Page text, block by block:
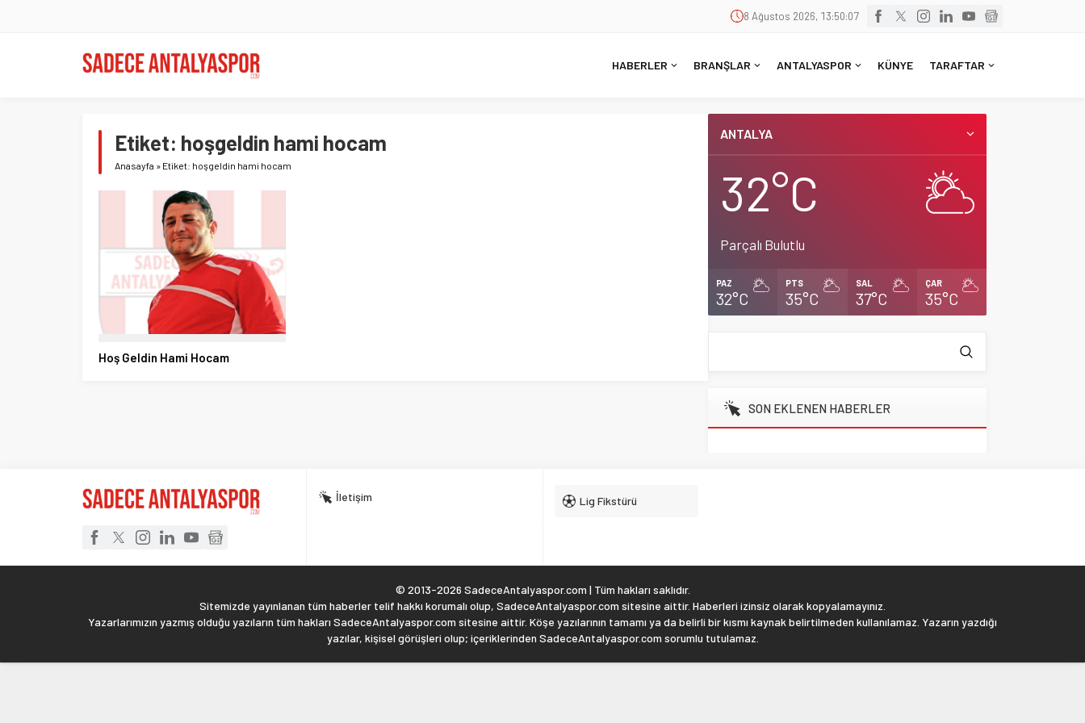
8 Ağustos 2026, 13:50:08
HABERLER BRANŞLAR ANTALYASPOR KÜNYE TARAFTAR
Etiket: hoşgeldin hami hocam
Anasayfa » Etiket: hoşgeldin hami hocam
Hoş Geldin Hami Hocam
ANTALYA
32°C
Parçalı Bulutlu
PAZ
32°C
PTS
35°C
SAL
37°C
ÇAR
35°C
SON EKLENEN HABERLER
İletişim Lig Fikstürü
© 2013-2026 SadeceAntalyaspor.com | Tüm hakları saklıdır.
Sitemizde yayınlanan tüm haberler telif hakkı korumalı olup, SadeceAntalyaspor.com sitesine aittir. Haberleri izinsiz olarak kopyalamayınız.
Yazarlarımızın yazmış olduğu yazıların tüm hakları SadeceAntalyaspor.com sitesine aittir. Köşe yazılarının tamamı ya da belirli bir kısmı kaynak belirtilmeden kullanılamaz. Yazarın yazdığı
yazılar, kişisel görüşleri olup; içeriklerinden SadeceAntalyaspor.com sorumlu tutulamaz.